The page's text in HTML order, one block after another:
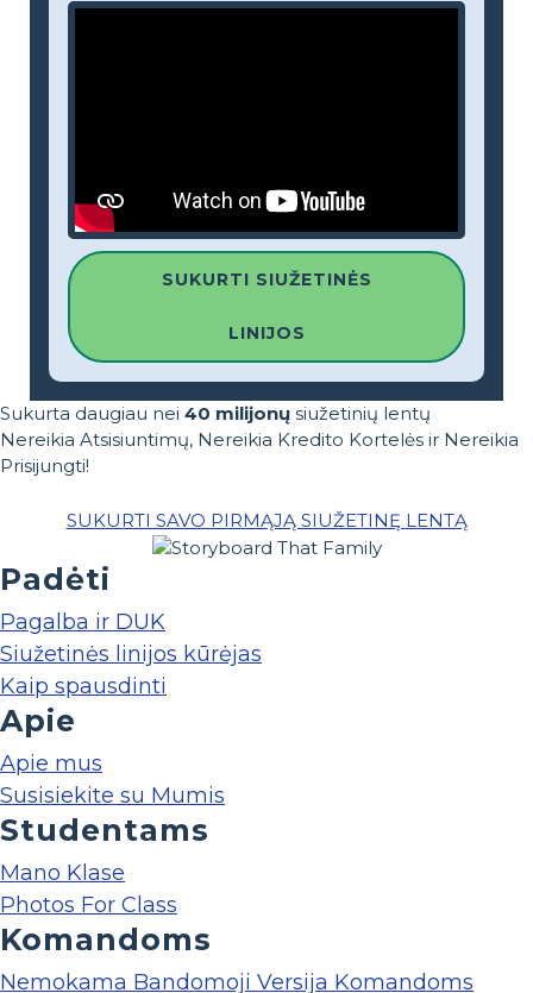
SUKURTI SIUŽETINĖS
LINIJOS
Sukurta daugiau nei 40 milijonų siužetinių lentų
Nereikia Atsisiuntimų, Nereikia Kredito Kortelės ir Nereikia
Prisijungti!
SUKURTI SAVO PIRMĄJĄ SIUŽETINĘ LENTĄ
Padėti
Pagalba ir DUK
Siužetinės linijos kūrėjas
Kaip spausdinti
Apie
Apie mus
Susisiekite su Mumis
Studentams
Mano Klase
Photos For Class
Komandoms
Nemokama Bandomoji Versija Komandoms